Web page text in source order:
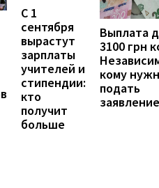
С 1
сентября
вырастут
зарплаты
учителей и
стипендии:
кто
получит
больше
Выплата
3100 грн
кому
подать
заявление